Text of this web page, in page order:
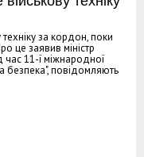
за кордон, поки
це заявив міністр
час 11-ї міжнародної
безпека", повідомляють